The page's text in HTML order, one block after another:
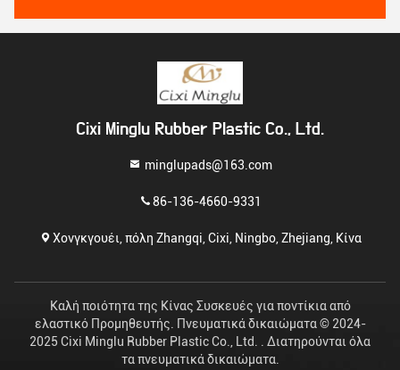
Cixi Minglu Rubber Plastic Co., Ltd.
minglupads@163.com
86-136-4660-9331
Χονγκγουέι, πόλη Zhangqi, Cixi, Ningbo, Zhejiang, Κίνα
Καλή ποιότητα της Κίνας Συσκευές για ποντίκια από
ελαστικό Προμηθευτής. Πνευματικά δικαιώματα © 2024-
2025 Cixi Minglu Rubber Plastic Co., Ltd. . Διατηρούνται όλα
τα πνευματικά δικαιώματα.